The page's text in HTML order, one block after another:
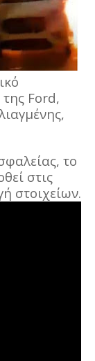
Ford,
το
στις
στοιχείων.